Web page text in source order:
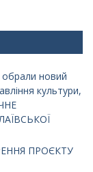
обрали новий
культури,
ПРОЄКТУ